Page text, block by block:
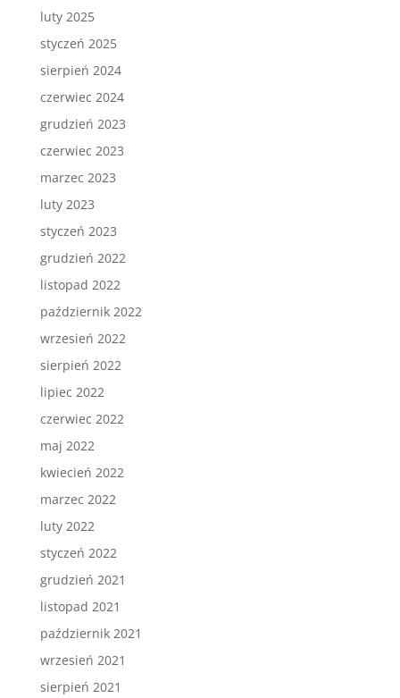
luty 2025
styczeń 2025
sierpień 2024
czerwiec 2024
grudzień 2023
czerwiec 2023
marzec 2023
luty 2023
styczeń 2023
grudzień 2022
listopad 2022
październik 2022
wrzesień 2022
sierpień 2022
lipiec 2022
czerwiec 2022
maj 2022
kwiecień 2022
marzec 2022
luty 2022
styczeń 2022
grudzień 2021
listopad 2021
październik 2021
wrzesień 2021
sierpień 2021